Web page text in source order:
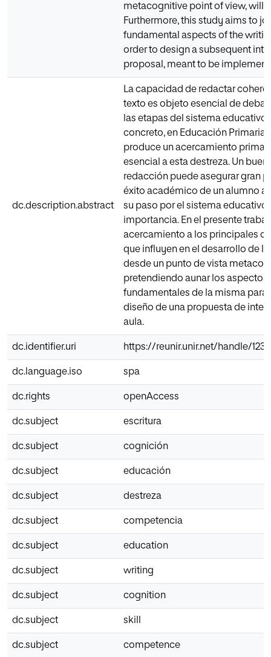
metacognitive point of view, will
Furthermore, this study aims to
fundamental aspects of the
order to design a subsequent
proposal, meant to be
dc.description.abstract
La capacidad de redactar
texto es objeto esencial de
las etapas del sistema educativo
concreto, en Educación Primaria,
produce un acercamiento
esencial a esta destreza. Un buen
redacción puede asegurar gran
éxito académico de un alumno a
su paso por el sistema educativo;
importancia. En el presente
acercamiento a los principales
que influyen en el desarrollo de
desde un punto de vista
pretendiendo aunar los aspectos
fundamentales de la misma para
diseño de una propuesta de
aula.
dc.identifier.uri https://reunir.unir.net/handle/
dc.language.iso spa
dc.rights openAccess
dc.subject escritura
dc.subject cognición
dc.subject educación
dc.subject destreza
dc.subject competencia
dc.subject education
dc.subject writing
dc.subject cognition
dc.subject skill
dc.subject competence